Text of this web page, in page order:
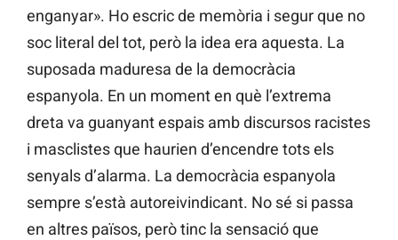
enganyar». Ho escric de memòria i segur que no
soc literal del tot, però la idea era aquesta. La
suposada maduresa de la democràcia
espanyola. En un moment en què l’extrema
dreta va guanyant espais amb discursos racistes
i masclistes que haurien d’encendre tots els
senyals d’alarma. La democràcia espanyola
sempre s’està autoreivindicant. No sé si passa
en altres països, però tinc la sensació que